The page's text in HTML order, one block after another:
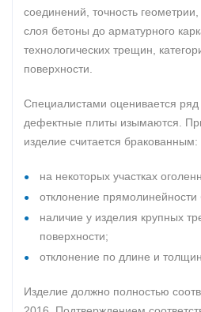
соединений, точность
слоя бетоны до арматурного
технологических трещин,
поверхности.
Специалистами оценивается ряд
дефектные плиты изымаются.
изделие считается бракованным:
на некоторых участках
отклонение
наличие у изделия крупных
поверхности;
отклонение по длине и
Изделие должно полностью